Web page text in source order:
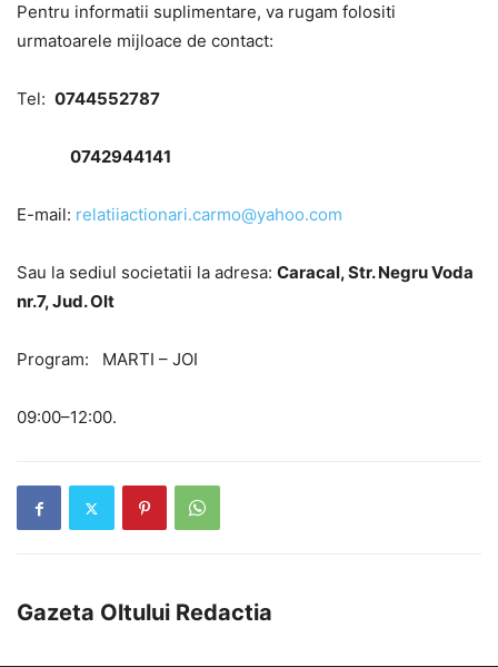
Pentru informatii suplimentare, va rugam folositi
urmatoarele mijloace de contact:
Tel: 0744552787
0742944141
E-mail: relatiiactionari.carmo@yahoo.com
Sau la sediul societatii la adresa: Caracal, Str. Negru Voda
nr.7, Jud. Olt
Program: MARTI – JOI
09:00–12:00.
Gazeta Oltului Redactia